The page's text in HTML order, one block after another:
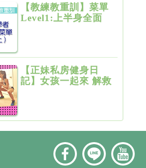
【教練教重訓】菜單
Level1:上半身全面
【正妹私房健身日
記】女孩一起來 解救